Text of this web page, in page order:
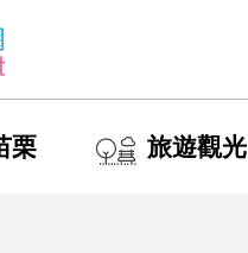
栗 旅遊觀光